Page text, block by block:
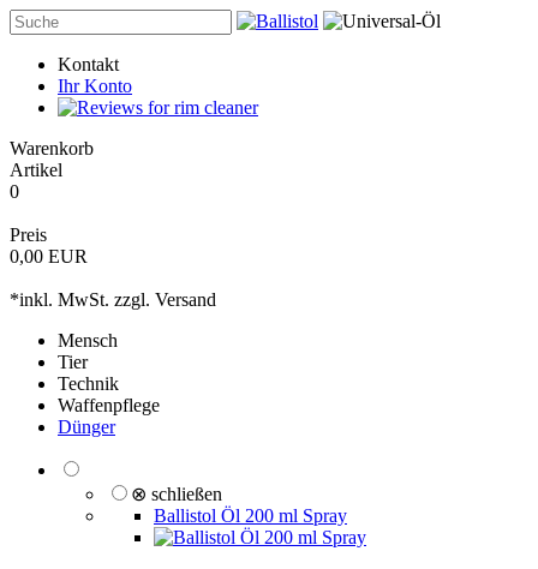
Kontakt
Ihr Konto
Warenkorb
Artikel
0
Preis
0,00 EUR
*inkl. MwSt. zzgl. Versand
Mensch
Tier
Technik
Waffenpflege
Dünger
⊗ schließen
Ballistol Öl 200 ml Spray